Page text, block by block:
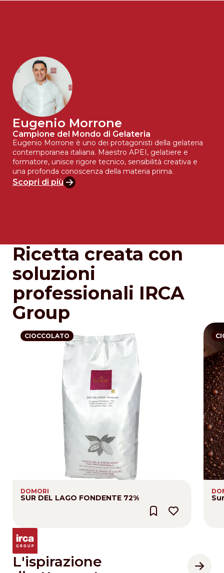
Eugenio Morrone
Campione del Mondo di Gelateria
Eugenio Morrone è uno dei protagonisti della gelateria
contemporanea italiana. Maestro APEI, gelatiere e
formatore, unisce rigore tecnico, sensibilità creativa e
una profonda conoscenza della materia prima.
Scopri di più
Ricetta creata con
soluzioni
professionali IRCA
Group
CIOCCOLATO
DOMORI
SUR DEL LAGO FONDENTE 72%
L'ispirazione